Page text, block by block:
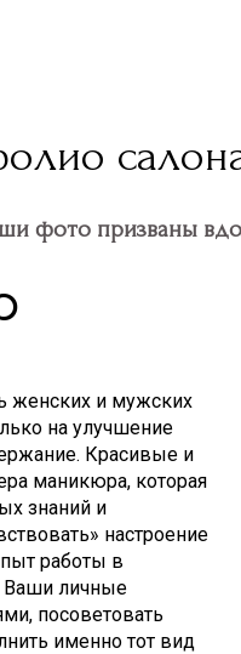
фото призваны
женских и мужских
на улучшение
Красивые и
маникюра, которая
знаний и
настроение
работы в
Ваши личные
посоветовать
именно тот вид